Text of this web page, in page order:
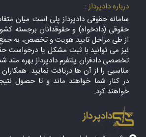
درباره دادپرداز :
سامانه حقوقی دادپرداز پلی است میان
حقوقی (دادخواه) و حقوقدانان برجسته
از طی مراحل تایید هویت و تخصص، به جمع
نیز می توانید با ثبت مشکل یا درخواست
تخصصی دادفران پلتفرم دادپرداز بهره
مناسبی را از آن ها دریافت نمایید.
در کنار شما خواهند ماند و تا حصول
خواهند کرد.
دادپرداز